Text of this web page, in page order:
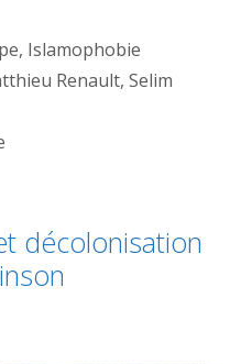
, Islamophobie
Renault, Selim
décolonisation